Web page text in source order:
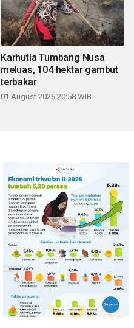
Karhutla Tumbang Nusa
meluas, 104 hektar gambut
terbakar
01 August 2026 20:58 WIB